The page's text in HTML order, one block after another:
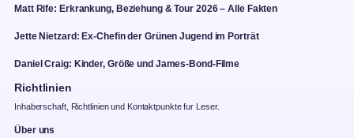
Matt Rife: Erkrankung, Beziehung & Tour 2026 – Alle Fakten
Jette Nietzard: Ex-Chefin der Grünen Jugend im Porträt
Daniel Craig: Kinder, Größe und James-Bond-Filme
Richtlinien
Inhaberschaft, Richtlinien und Kontaktpunkte fur Leser.
Über uns